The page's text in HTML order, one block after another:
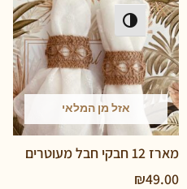
הפעל/כבה ניגודיות גבוהה
אזל מן המלאי
₪
ראנר